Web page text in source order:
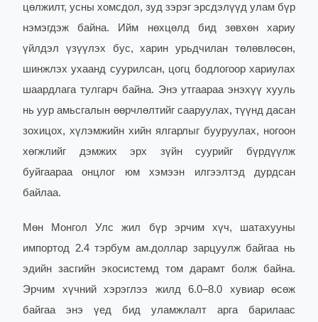
цөлжилт, усны хомсдол, зуд зэрэг эрсдэлүүд улам бүр
нэмэгдэж байна. Ийм нөхцөлд бид зөвхөн хариу
үйлдэл үзүүлэх бус, харин урьдчилан төлөвлөсөн,
шинжлэх ухаанд суурилсан, цогц бодлогоор хариулах
шаардлага тулгарч байна. Энэ утгаараа энэхүү хууль
нь уур амьсгалын өөрчлөлтийг сааруулах, түүнд дасан
зохицох, хүлэмжийн хийн ялгарлыг бууруулах, ногоон
хөгжлийг дэмжих эрх зүйн суурийг бүрдүүлж
буйгаараа онцлог юм хэмээн илгээлтэд дурдсан
байлаа.
Мөн Монгол Улс жил бүр эрчим хүч, шатахууны
импортод 2.4 тэрбум ам.доллар зарцуулж байгаа нь
эдийн засгийн экосистемд том дарамт болж байна.
Эрчим хүчний хэрэглээ жилд 6.0–8.0 хувиар өсөж
байгаа энэ үед бид уламжлалт арга барилаас